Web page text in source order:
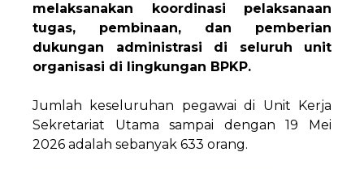
melaksanakan koordinasi pelaksanaan
tugas, pembinaan, dan pemberian
dukungan administrasi di seluruh unit
organisasi di lingkungan BPKP.
Jumlah keseluruhan pegawai di Unit Kerja
Sekretariat Utama sampai dengan 19 Mei
2026 adalah sebanyak 633 orang.